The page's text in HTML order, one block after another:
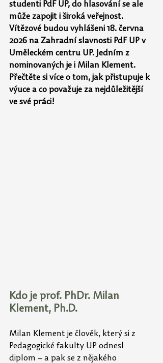
studenti PdF UP, do hlasování se ale
může zapojit i široká veřejnost.
Vítězové budou vyhlášeni 18. června
2026 na Zahradní slavnosti PdF UP v
Uměleckém centru UP. Jedním z
nominovaných je i Milan Klement.
Přečtěte si více o tom, jak přistupuje k
výuce a co považuje za nejdůležitější
ve své práci!
Kdo je prof. PhDr. Milan
Klement, Ph.D.
Milan Klement je člověk, který si z
Pedagogické fakulty UP odnesl
diplom – a pak se z nějakého